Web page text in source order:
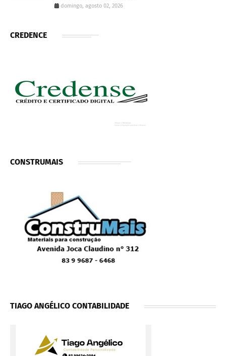
domingo, agosto 02, 2026
CREDENCE
CONSTRUMAIS
TIAGO ANGÉLICO CONTABILIDADE